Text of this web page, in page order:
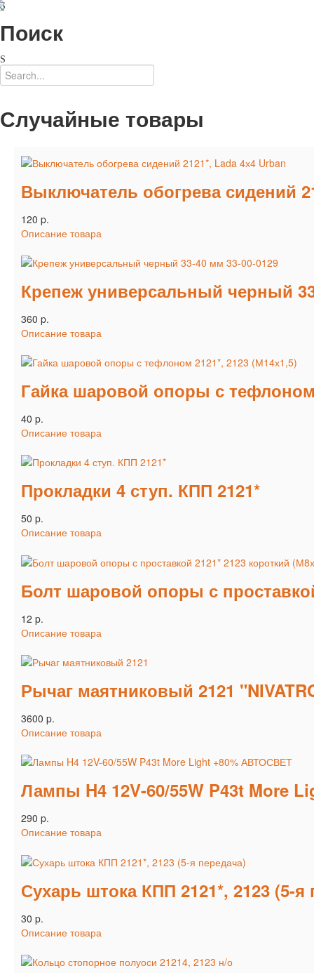
Поиск
Случайные товары
Выключатель обогрева сидений
120 p.
Описание товара
Крепеж универсальный черный
360 p.
Описание товара
Гайка шаровой опоры с тефлоном
40 p.
Описание товара
Прокладки 4 ступ. КПП 2121*
50 p.
Описание товара
Болт шаровой опоры с
12 p.
Описание товара
Рычаг маятниковый 2121
3600 p.
Описание товара
Лампы H4 12V-60/55W P43t More
290 p.
Описание товара
Сухарь штока КПП 2121*, 2123 (5-я
30 p.
Описание товара